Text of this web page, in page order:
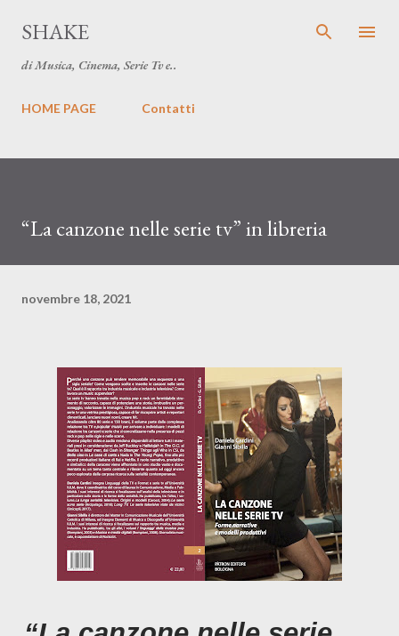
SHAKE
di Musica, Cinema, Serie Tv e..
HOME PAGE Contatti
“La canzone nelle serie tv” in libreria
novembre 18, 2021